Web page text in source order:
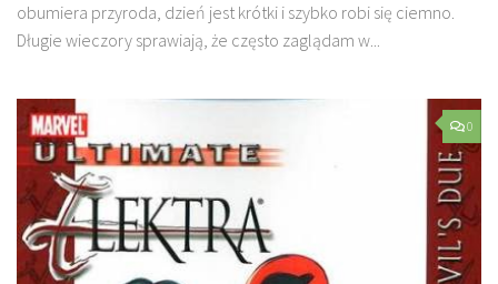
obumiera przyroda, dzień jest krótki i szybko robi się ciemno.
Długie wieczory sprawiają, że często zaglądam w...
0